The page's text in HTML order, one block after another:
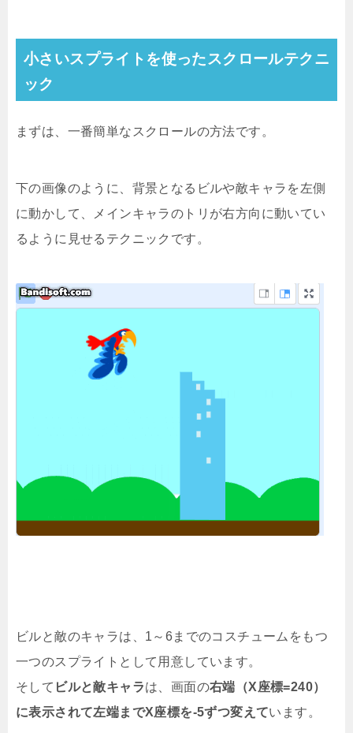
小さいスプライトを使ったスクロールテクニ
ック
まずは、一番簡単なスクロールの方法です。
下の画像のように、背景となるビルや敵キャラを左側
に動かして、メインキャラのトリが右方向に動いてい
るように見せるテクニックです。
ビルと敵のキャラは、1～6までのコスチュームをもつ
一つのスプライトとして用意しています。
そして ビルと敵キャラは、画面の右端（X座標=240）
に表示されて左端までX座標を-5ずつ変えています。